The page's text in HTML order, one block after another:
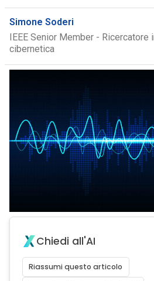
Simone Soderi
IEEE Senior Member -
cibernetica
Chiedi all'AI
Riassumi questo articolo